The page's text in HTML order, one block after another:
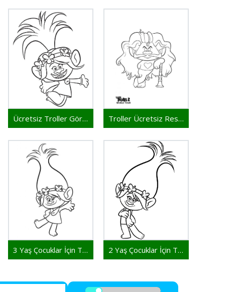
Ücretsiz Troller Görseli Troller Ücretsiz Resmi
3 Yaş Çocuklar İçin Troller 2 Yaş Çocuklar İçin Troller